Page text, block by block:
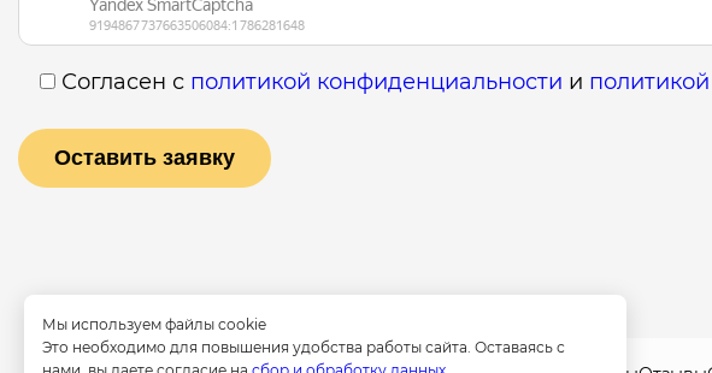
Согласен с политикой конфиденциальности и
Мы используем файлы cookie
Это необходимо для повышения удобства работы сайта. Оставаясь с